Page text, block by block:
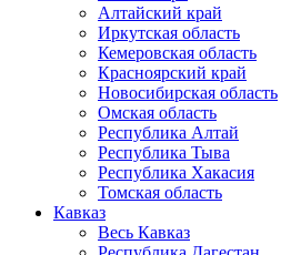
Алтайский край
Иркутская область
Кемеровская область
Красноярский край
Новосибирская область
Омская область
Республика Алтай
Республика Тыва
Республика Хакасия
Томская область
Кавказ
Весь Кавказ